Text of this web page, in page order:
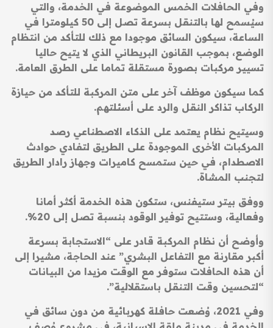
وفي الحافلات الخمس الموضوعة في الخدمة، والتي
سيُسمح لها بالتنقل بسرعة تصل إلى 50 كيلومترا في
الساعة، سيكون السائق موجودا مع ذلك للتأكد من انتظام
الوضع، بموجب القانون البريطاني الذي لا يتيح حاليا
تسيير مركبات بصورة مستقلة تماما على الطرق العامة.
كما سيكون موظف آخر على متن المركبة للتأكد من حيازة
الركاب تذاكر النقل والرد على أسئلتهم.
وسيتيح نظام يعتمد على الذكاء الاصطناعي رصد
المركبات الأخرى الموجودة على الطريق لتفادي حوادث
الاصطدام، في حين ستمسح كاميرات وجهاز رادار الطريق
لتجنب المشاة.
ووفق بيتر ستيفنس، ستكون هذه الخدمة أكثر أمانا
وفعالية، وستتيح توفير الوقود بنسبة تصل إلى 20%.
وأوضح أن نظام المركبة قادر على “الاستجابة بسرعة
أكبر مقارنة مع التفاعل البشري” عند الحاجة، مشيرا إلى
أن هذه الحافلات ستوفر مع الوقت مزيدا من البيانات
“لتحسين وقت التنقل باستقلالية”.
وفي 2021، وُضعت حافلة كهربائية من دون سائق في